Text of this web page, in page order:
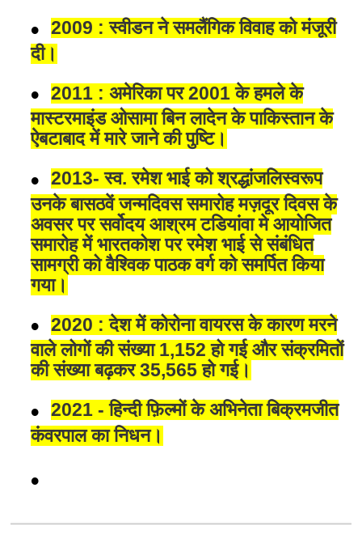
2009 : स्वीडन ने समलैंगिक विवाह को मंजूरी
दी।
2011 : अमेरिका पर 2001 के हमले के
मास्टरमाइंड ओसामा बिन लादेन के पाकिस्तान के
ऐबटाबाद में मारे जाने की पुष्टि।
2013- स्व. रमेश भाई को श्रद्धांजलिस्वरूप
उनके बासठवें जन्मदिवस समारोह मज़दूर दिवस के
अवसर पर सर्वोदय आश्रम टडियांवा मे आयोजित
समारोह में भारतकोश पर रमेश भाई से संबंधित
सामग्री को वैश्विक पाठक वर्ग को समर्पित किया
गया।
2020 : देश में कोरोना वायरस के कारण मरने
वाले लोगों की संख्या 1,152 हो गई और संक्रमितों
की संख्या बढ़कर 35,565 हो गई।
2021 - हिन्दी फ़िल्मों के अभिनेता बिक्रमजीत
कंवरपाल का निधन।